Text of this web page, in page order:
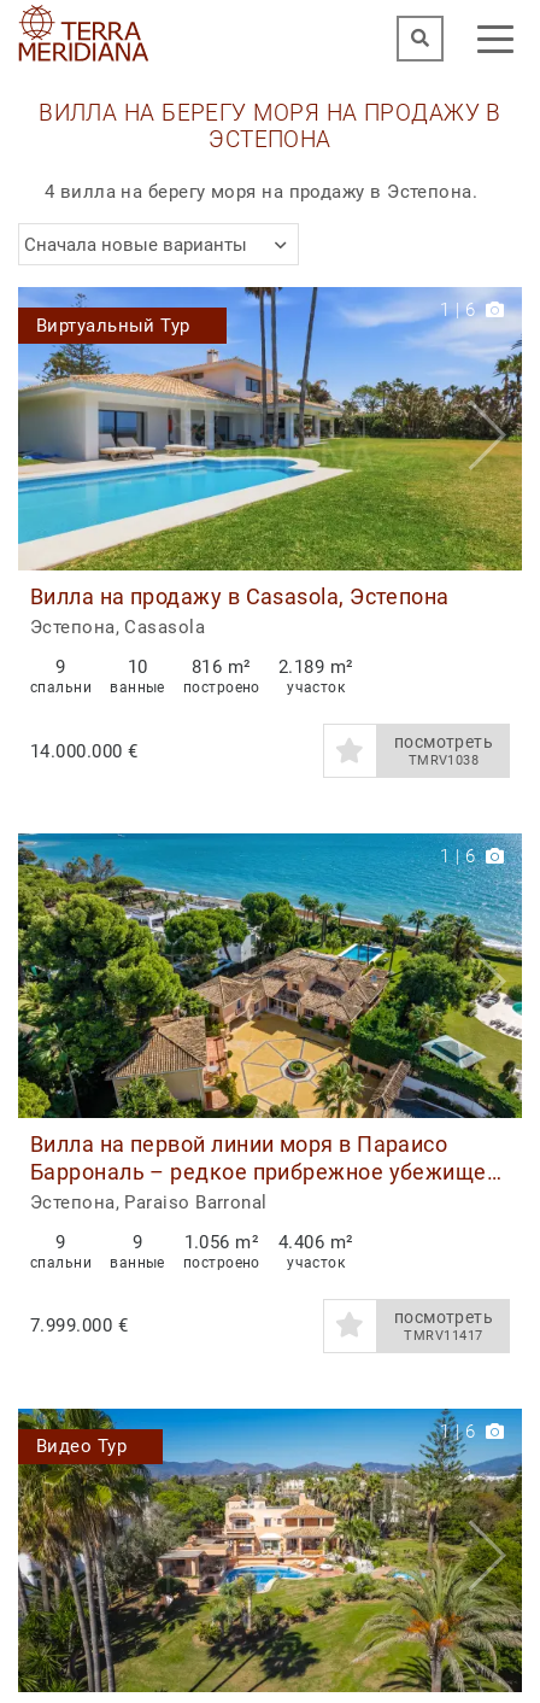
ВИЛЛА НА БЕРЕГУ МОРЯ НА ПРОДАЖУ В
ЭСТЕПОНА
4 вилла на берегу моря на продажу в Эстепона.
Сначала новые варианты
1|6
Виртуальный Тур
Вилла на продажу в Casasola, Эстепона
Эстепона, Casasola
9
спальни
10
ванные
816 m²
построено
2.189 m²
участок
14.000.000 € посмотреть
TMRV1038
1|6
Вилла на первой линии моря в Параисо
Баррональ – редкое прибрежное убежище
между Марбельей и Эстепоной
Эстепона, Paraiso Barronal
9
спальни
9
ванные
1.056 m²
построено
4.406 m²
участок
7.999.000 € посмотреть
TMRV11417
1|6
Видео Тур